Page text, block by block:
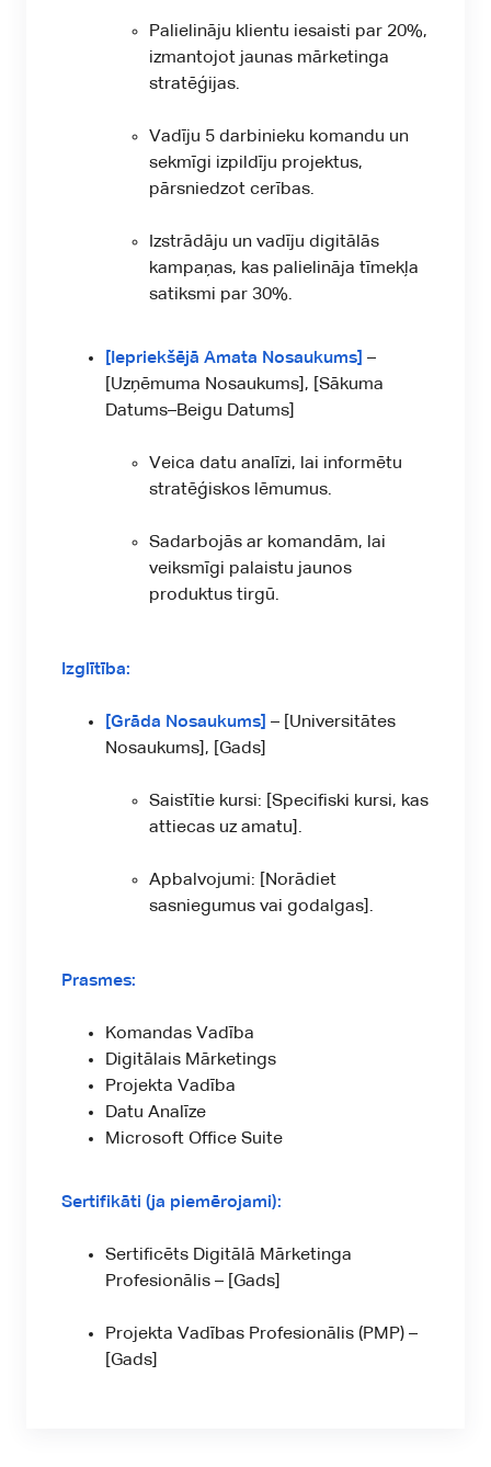
Palielināju klientu iesaisti par 20%,
izmantojot jaunas mārketinga
stratēģijas.
Vadīju 5 darbinieku komandu un
sekmīgi izpildīju projektus,
pārsniedzot cerības.
Izstrādāju un vadīju digitālās
kampaņas, kas palielināja tīmekļa
satiksmi par 30%.
[Iepriekšējā Amata Nosaukums] –
[Uzņēmuma Nosaukums], [Sākuma
Datums–Beigu Datums]
Veica datu analīzi, lai informētu
stratēģiskos lēmumus.
Sadarbojās ar komandām, lai
veiksmīgi palaistu jaunos
produktus tirgū.
Izglītība:
[Grāda Nosaukums] – [Universitātes
Nosaukums], [Gads]
Saistītie kursi: [Specifiski kursi, kas
attiecas uz amatu].
Apbalvojumi: [Norādiet
sasniegumus vai godalgas].
Prasmes:
Komandas Vadība
Digitālais Mārketings
Projekta Vadība
Datu Analīze
Microsoft Office Suite
Sertifikāti (ja piemērojami):
Sertificēts Digitālā Mārketinga
Profesionālis – [Gads]
Projekta Vadības Profesionālis (PMP) –
[Gads]